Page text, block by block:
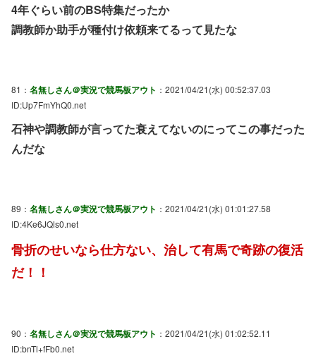
4年ぐらい前のBS特集だったか
調教師か助手が種付け依頼来てるって見たな
81： 名無しさん＠実況で競馬板アウト ：2021/04/21(水) 00:52:37.03
ID:Up7FmYhQ0.net
石神や調教師が言ってた衰えてないのにってこの事だった
んだな
89： 名無しさん＠実況で競馬板アウト ：2021/04/21(水) 01:01:27.58
ID:4Ke6JQls0.net
骨折のせいなら仕方ない、治して有馬で奇跡の復活
だ！！
90： 名無しさん＠実況で競馬板アウト ：2021/04/21(水) 01:02:52.11
ID:bnTl+fFb0.net